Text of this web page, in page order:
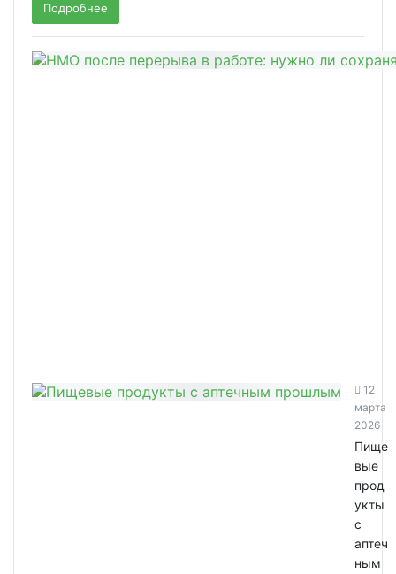
Подробнее
12
марта
2026
Пище
вые
прод
укты
с
аптеч
ным